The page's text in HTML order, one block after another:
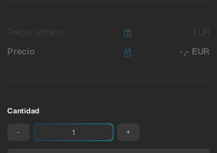
Precio unitario:
-,- EUR
Precio
-,- EUR
Cantidad
- +